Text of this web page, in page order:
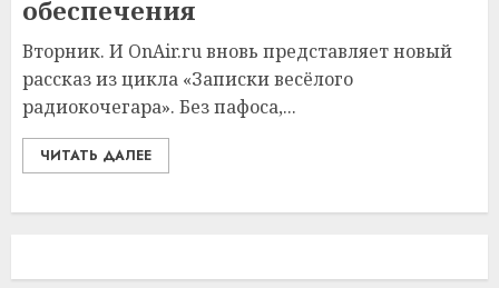
обеспечения
Вторник. И OnAir.ru вновь представляет новый
рассказ из цикла «Записки весёлого
радиокочегара». Без пафоса,...
ЧИТАТЬ ДАЛЕЕ